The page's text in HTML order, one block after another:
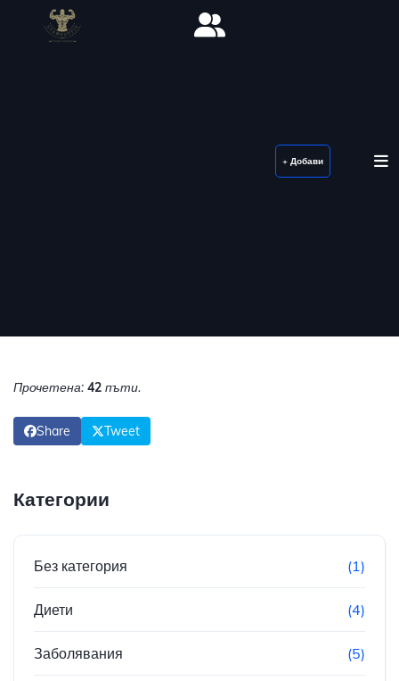
+ Добави
Прочетена: 42 пъти.
Share Tweet
Категории
Без категория (1)
Диети (4)
Заболявания (5)